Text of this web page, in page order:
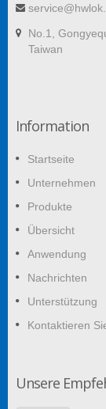
No.1,
Taiwan
Information
Startseite
Unternehmen
Produkte
Übersicht
Anwendung
Nachrichten
Unterstützung
Kontaktieren
Unsere